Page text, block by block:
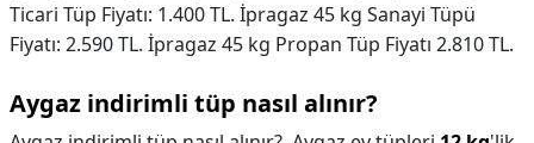
Ticari Tüp Fiyatı: 1.400 TL. İpragaz 45 kg Sanayi Tüpü
Fiyatı: 2.590 TL. İpragaz 45 kg Propan Tüp Fiyatı 2.810 TL.
Aygaz indirimli tüp nasıl alınır?